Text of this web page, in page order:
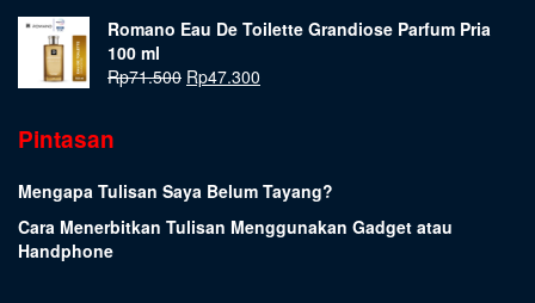
Romano Eau De Toilette Grandiose Parfum Pria
100 ml
Rp71.500 Rp47.300
Pintasan
Mengapa Tulisan Saya Belum Tayang?
Cara Menerbitkan Tulisan Menggunakan Gadget atau
Handphone